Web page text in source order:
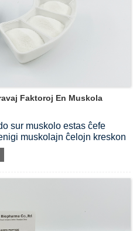
Faktoroj En Muskola
sur muskolo estas ĉefe
muskolajn ĉelojn kreskon
kaj diferencigon de
nutran subtenon por
damaĝo, redukti doloron kaj
farante la muskolojn pli